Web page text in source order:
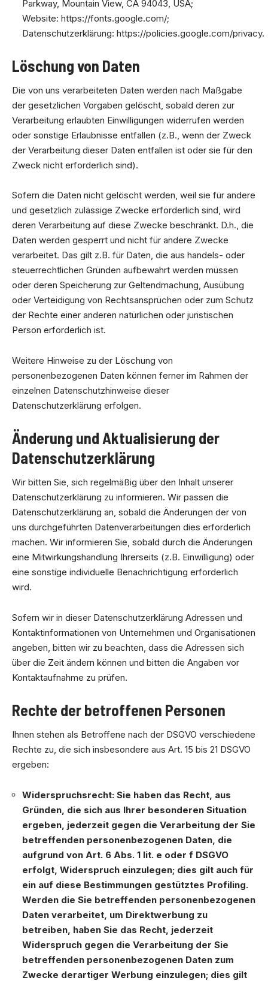
Parkway, Mountain View, CA 94043, USA;
Website: https://fonts.google.com/;
Datenschutzerklärung: https://policies.google.com/privacy.
Löschung von Daten
Die von uns verarbeiteten Daten werden nach Maßgabe
der gesetzlichen Vorgaben gelöscht, sobald deren zur
Verarbeitung erlaubten Einwilligungen widerrufen werden
oder sonstige Erlaubnisse entfallen (z.B., wenn der Zweck
der Verarbeitung dieser Daten entfallen ist oder sie für den
Zweck nicht erforderlich sind).
Sofern die Daten nicht gelöscht werden, weil sie für andere
und gesetzlich zulässige Zwecke erforderlich sind, wird
deren Verarbeitung auf diese Zwecke beschränkt. D.h., die
Daten werden gesperrt und nicht für andere Zwecke
verarbeitet. Das gilt z.B. für Daten, die aus handels- oder
steuerrechtlichen Gründen aufbewahrt werden müssen
oder deren Speicherung zur Geltendmachung, Ausübung
oder Verteidigung von Rechtsansprüchen oder zum Schutz
der Rechte einer anderen natürlichen oder juristischen
Person erforderlich ist.
Weitere Hinweise zu der Löschung von
personenbezogenen Daten können ferner im Rahmen der
einzelnen Datenschutzhinweise dieser
Datenschutzerklärung erfolgen.
Änderung und Aktualisierung der
Datenschutzerklärung
Wir bitten Sie, sich regelmäßig über den Inhalt unserer
Datenschutzerklärung zu informieren. Wir passen die
Datenschutzerklärung an, sobald die Änderungen der von
uns durchgeführten Datenverarbeitungen dies erforderlich
machen. Wir informieren Sie, sobald durch die Änderungen
eine Mitwirkungshandlung Ihrerseits (z.B. Einwilligung) oder
eine sonstige individuelle Benachrichtigung erforderlich
wird.
Sofern wir in dieser Datenschutzerklärung Adressen und
Kontaktinformationen von Unternehmen und Organisationen
angeben, bitten wir zu beachten, dass die Adressen sich
über die Zeit ändern können und bitten die Angaben vor
Kontaktaufnahme zu prüfen.
Rechte der betroffenen Personen
Ihnen stehen als Betroffene nach der DSGVO verschiedene
Rechte zu, die sich insbesondere aus Art. 15 bis 21 DSGVO
ergeben:
Widerspruchsrecht: Sie haben das Recht, aus
Gründen, die sich aus Ihrer besonderen Situation
ergeben, jederzeit gegen die Verarbeitung der Sie
betreffenden personenbezogenen Daten, die
aufgrund von Art. 6 Abs. 1 lit. e oder f DSGVO
erfolgt, Widerspruch einzulegen; dies gilt auch für
ein auf diese Bestimmungen gestütztes Profiling.
Werden die Sie betreffenden personenbezogenen
Daten verarbeitet, um Direktwerbung zu
betreiben, haben Sie das Recht, jederzeit
Widerspruch gegen die Verarbeitung der Sie
betreffenden personenbezogenen Daten zum
Zwecke derartiger Werbung einzulegen; dies gilt